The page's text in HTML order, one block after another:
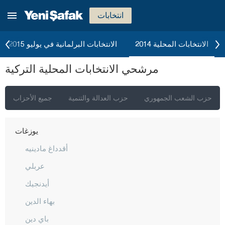
انتخابات
الانتخابات البرلمانية في يوليو 2015 الانتخابات المحلية 2014
مرشحي الانتخابات المحلية التركية
جميع الأحزاب حزب العدالة والتنمية حزب الشعب الجمهوري
توكات
طرابزون
طونجالي
أوشاك
يالوفا
يوزغات
أقدداغ مادينيه
عربلي
أيدنجيك
بهاء الدين
باي دين